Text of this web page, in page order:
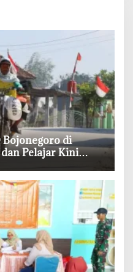
Bojonegoro di
Pelajar Kini